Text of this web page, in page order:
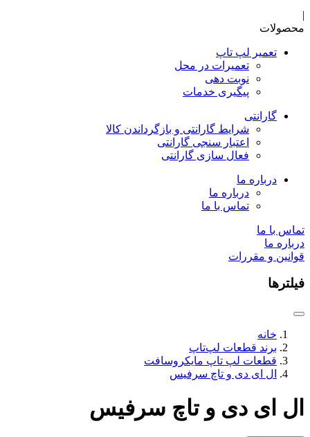
|
محصولات
تعمیر لپ تاپ
تعمیرات در محل
نوبت دهی
پیگیری خدمات
گارانتی
شرایط گارانتی و بازگرداندن کالا
اعتبار سنجی گارانتی
فعال سازی گارانتی
درباره ما
درباره ما
تماس با ما
تماس با ما
درباره ما
قوانین و مقررات
فیلترها
خانه
برند قطعات لپ‌تاپ
قطعات لپ تاپ مایکروسافت
ال ای دی و تاچ سرفیس
ال ای دی و تاچ سرفیس